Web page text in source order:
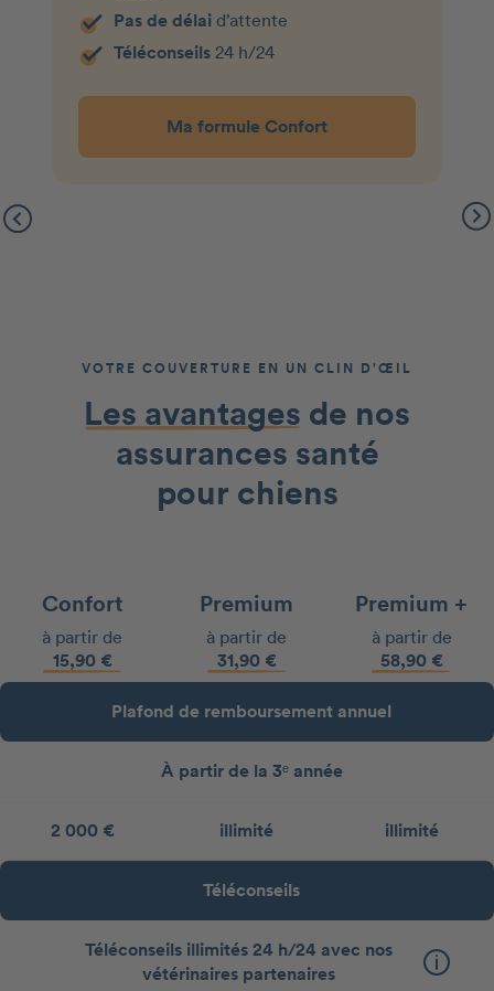
Pas de délai d’attente
Téléconseils 24 h/24
Ma formule Confort
VOTRE COUVERTURE EN UN CLIN D’ŒIL
Les avantages de nos
assurances santé
pour chiens
Confort
à partir de
15,90 €
Premium
à partir de
31,90 €
Premium +
à partir de
58,90 €
Plafond de remboursement annuel
À partir de la 3ᵉ année
2 000 € illimité illimité
Téléconseils
Téléconseils illimités 24 h/24 avec nos
vétérinaires partenaires